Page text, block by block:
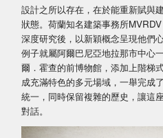
設計之所以存在，在於能重新賦與
狀態。荷蘭知名建築事務所
深度研究後，以新穎概念呈現他們
例子就屬阿爾巴尼亞地拉那市中心
爾．霍查的前博物館，添加上階梯
成充滿特色的多元場域，一舉完成
統一，同時保留複雜的歷史，讓這
對話。